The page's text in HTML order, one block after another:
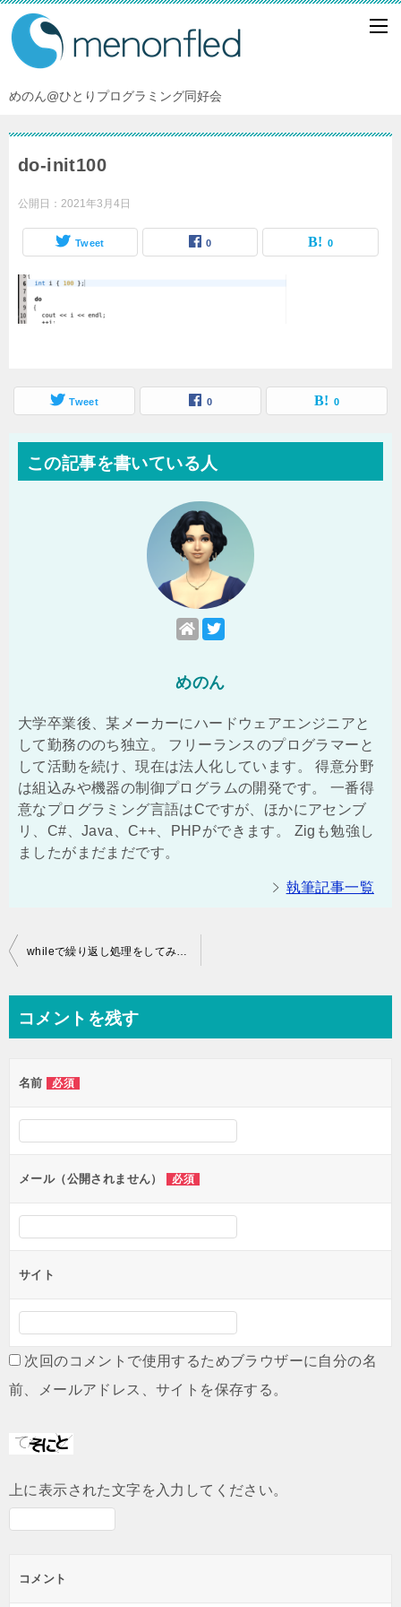
めのん@ひとりプログラミング同好会
do-init100
公開日： 2021年3月4日
Tweet 0 0
Tweet 0 0
この記事を書いている人
めのん
大学卒業後、某メーカーにハードウェアエンジニアと
して勤務ののち独立。 フリーランスのプログラマーと
して活動を続け、現在は法人化しています。 得意分野
は組込みや機器の制御プログラムの開発です。 一番得
意なプログラミング言語はCですが、ほかにアセンブ
リ、C#、Java、C++、PHPができます。 Zigも勉強し
ましたがまだまだです。
執筆記事一覧
投
ビ
ー
シ
ン
whileで繰り返し処理をしてみよう
コメントを残す
名前 必須
メール（公開されません） 必須
サイト
次回のコメントで使用するためブラウザーに自分の名
前、メールアドレス、サイトを保存する。
上に表示された文字を入力してください。
コメント